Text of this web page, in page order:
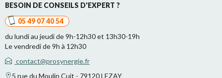
BESOIN DE CONSEILS D'EXPERT ?
05 49 07 40 54
du lundi au jeudi de 9h-12h30 et 13h30-19h
Le vendredi de 9h à 12h30
contact@prosynergie.fr
5 rue du Moulin Cuit - 79120 LEZAY